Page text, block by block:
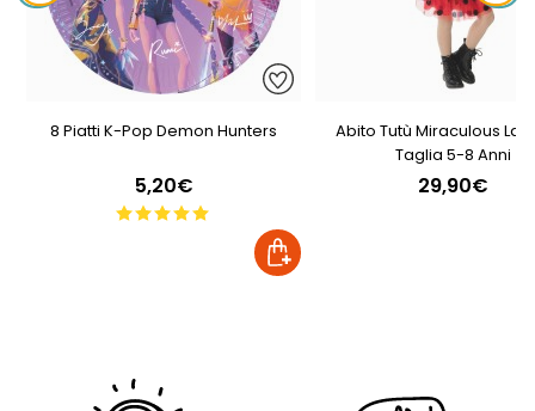
8 Piatti K-Pop Demon Hunters
5,20€
Abito Tutù Miraculous
Taglia 5-8 Anni
29,90€